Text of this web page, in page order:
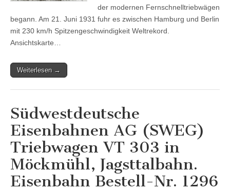
der modernen Fernschnelltriebwägen
begann. Am 21. Juni 1931 fuhr es zwischen Hamburg und Berlin
mit 230 km/h Spitzengeschwindigkeit Weltrekord.
Ansichtskarte…
Weiterlesen →
Südwestdeutsche
Eisenbahnen AG (SWEG)
Triebwagen VT 303 in
Möckmühl, Jagsttalbahn.
Eisenbahn Bestell-Nr. 1296